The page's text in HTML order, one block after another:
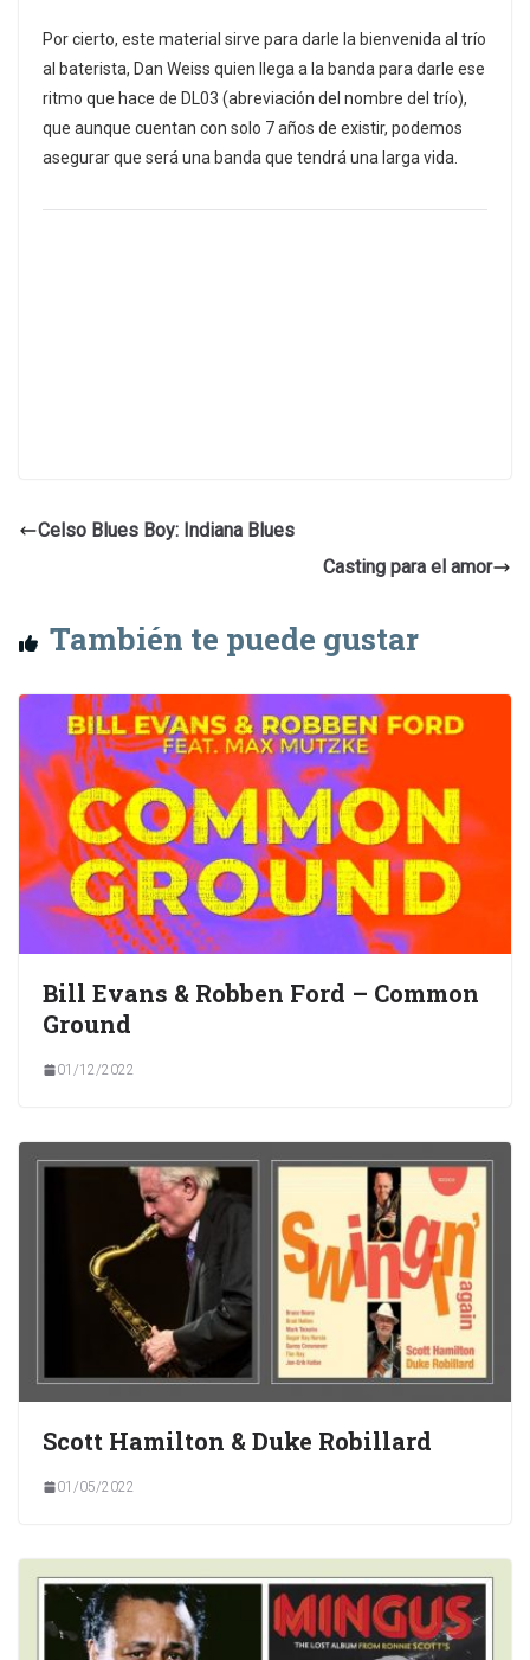
Por cierto, este material sirve para darle la bienvenida al trío
al baterista, Dan Weiss quien llega a la banda para darle ese
ritmo que hace de DL03 (abreviación del nombre del trío),
que aunque cuentan con solo 7 años de existir, podemos
asegurar que será una banda que tendrá una larga vida.
Celso Blues Boy: Indiana Blues
Casting para el amor
También te puede gustar
Bill Evans & Robben Ford – Common
Ground
01/12/2022
Scott Hamilton & Duke Robillard
01/05/2022